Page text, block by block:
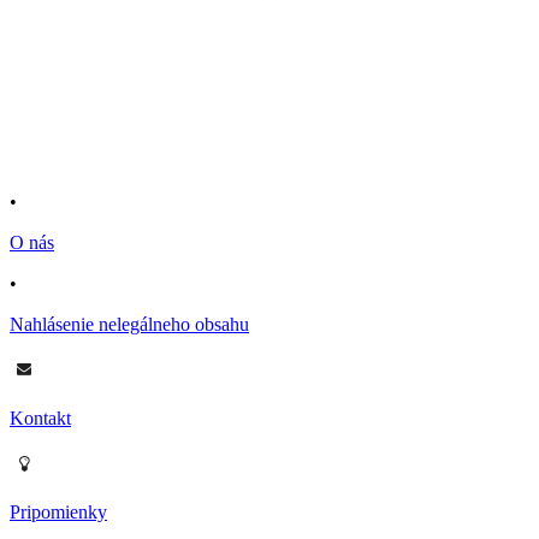
•
O nás
•
Nahlásenie nelegálneho obsahu
Kontakt
Pripomienky